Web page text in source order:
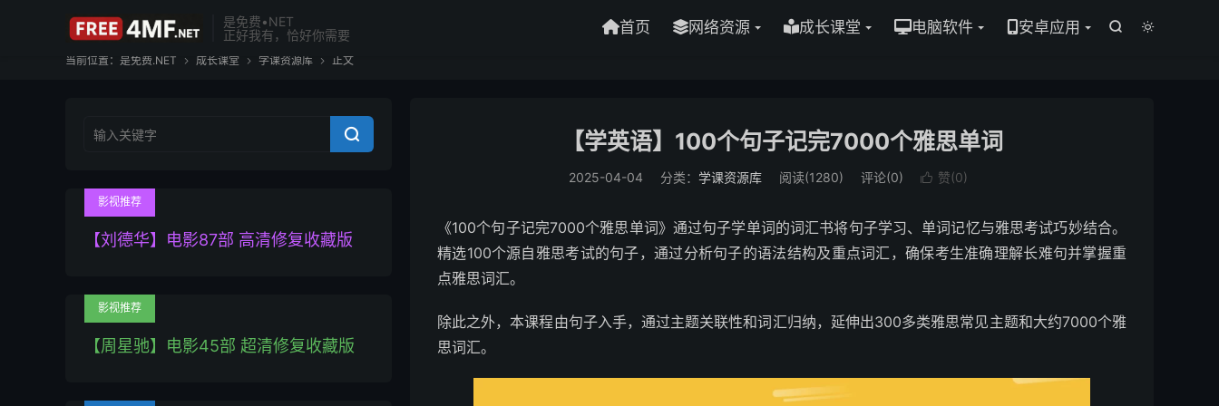
是免费•NET
正好我有，恰好你需要


首页 网络资源 成长课堂 电脑软件 安卓应用
当前位置： 是免费.NET  成长课堂  学课资源库  正文
【学英语】100个句子记完7000个雅思单词
2025-04-04 分类： 学课资源库 阅读(1280) 评论(0)  赞(0)
《100个句子记完7000个雅思单词》通过句子学单词的词汇书将句子学习、单词记忆与雅思考试巧妙结合。
精选100个源自雅思考试的句子，通过分析句子的语法结构及重点词汇，确保考生准确理解长难句并掌握重
点雅思词汇。
除此之外，本课程由句子入手，通过主题关联性和词汇归纳，延伸出300多类雅思常见主题和大约7000个雅
思词汇。

影视推荐
【刘德华】电影87部 高清修复收藏版
影视推荐
【周星驰】电影45部 超清修复收藏版